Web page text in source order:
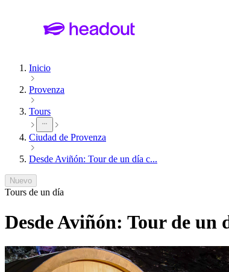
Inicio
Provenza
Tours
Ciudad de Provenza
Desde Aviñón: Tour de un día c...
Nuevo
Tours de un día
Desde Aviñón: Tour de un